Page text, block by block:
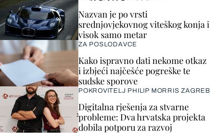
Nazvan je po vrsti
srednjovjekovnog viteškog konja i
visok samo metar
ZA POSLODAVCE
Kako ispravno dati nekome otkaz
i izbjeći najčešće pogreške te
sudske sporove
POKROVITELJ PHILIP MORRIS ZAGREB
Digitalna rješenja za stvarne
probleme: Dva hrvatska projekta
dobila potporu za razvoj